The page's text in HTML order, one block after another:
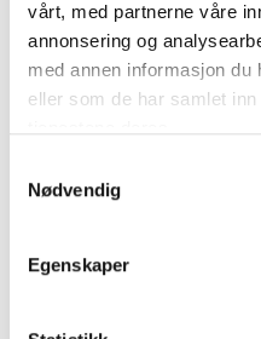
vårt, med partnerne våre
annonsering og
med annen informasjon du
eller som de har samlet
Nødvendig
Egenskaper